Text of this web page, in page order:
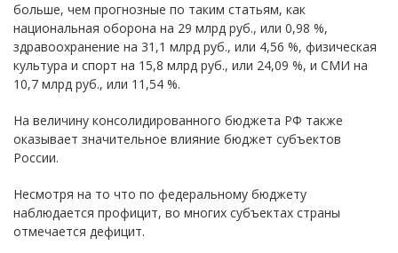
больше, чем прогнозные по таким статьям, как
национальная оборона на 29 млрд руб., или 0,98 %,
здравоохранение на 31,1 млрд руб., или 4,56 %, физическая
культура и спорт на 15,8 млрд руб., или 24,09 %, и СМИ на
10,7 млрд руб., или 11,54 %.
На величину консолидированного бюджета РФ также
оказывает значительное влияние бюджет субъектов
России.
Несмотря на то что по федеральному бюджету
наблюдается профицит, во многих субъектах страны
отмечается дефицит.